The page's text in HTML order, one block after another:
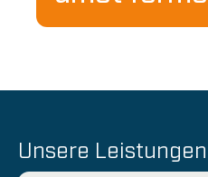
Unsere Leistungen